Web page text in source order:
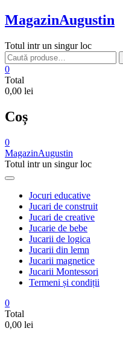
Skip
to
MagazinAugustin
Totul intr un singur loc
Caută
după:
0
Total
0,00 lei
Coș
0
MagazinAugustin
Totul intr un singur loc
Jocuri educative
Jucari de construit
Jucari de creative
Jucarie de bebe
Jucarii de logica
Jucarii din lemn
Jucarii magnetice
Jucarii Montessori
Termeni și condiții
0
Total
0,00 lei